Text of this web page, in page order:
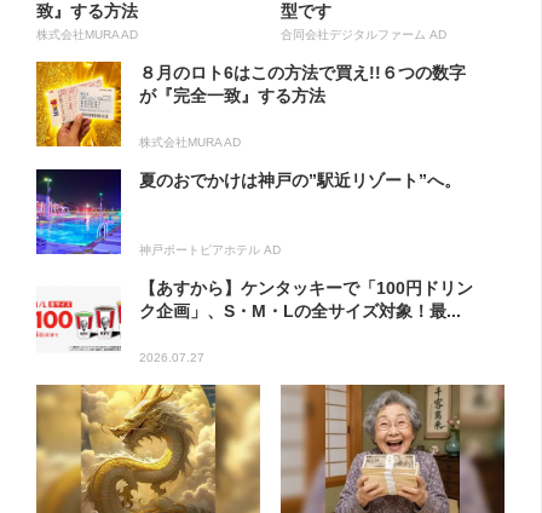
致』する方法
株式会社MURA AD
型です
合同会社デジタルファーム AD
８月のロト6はこの方法で買え!!６つの数字
が『完全一致』する方法
株式会社MURA AD
夏のおでかけは神戸の”駅近リゾート”へ。
神戸ポートピアホテル AD
【あすから】ケンタッキーで「100円ドリン
ク企画」、S・M・Lの全サイズ対象！最...
2026.07.27